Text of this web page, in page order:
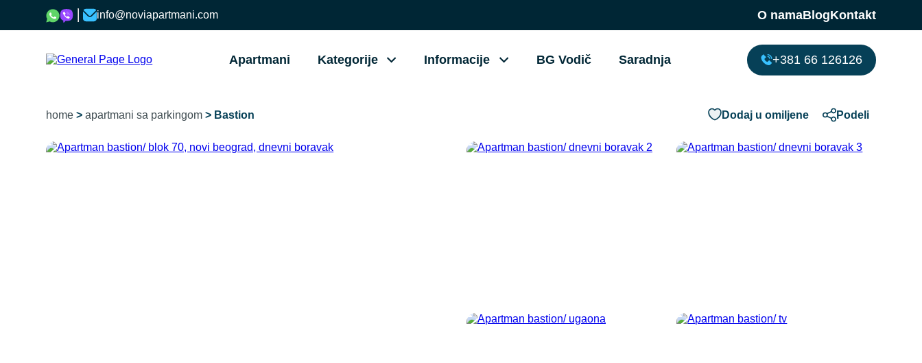
info@noviapartmani.com O namaBlogKontakt
Apartmani Kategorije Informacije BG Vodič Saradnja +381 66 126126
home >apartmani sa parkingom > Bastion Dodaj u omiljene Podeli